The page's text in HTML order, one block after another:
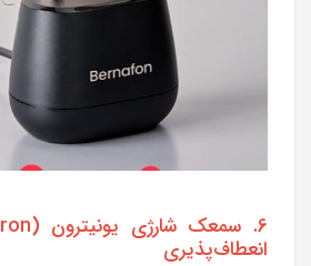
انعطاف‌پذیری